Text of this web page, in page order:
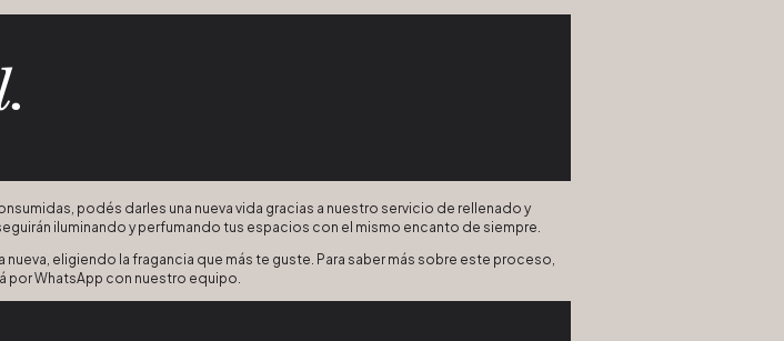
podés darles una nueva vida gracias a nuestro servicio de rellenado y
iluminando y perfumando tus espacios con el mismo encanto de siempre.
eligiendo la fragancia que más te guste. Para saber más sobre este proceso,
por WhatsApp con nuestro equipo.